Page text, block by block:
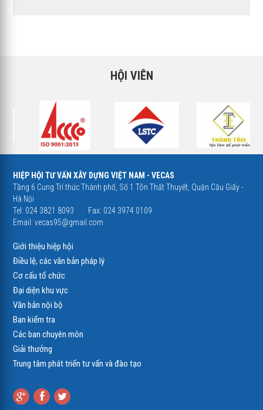
HỘI VIÊN
HIỆP HỘI TƯ VẤN XÂY DỰNG VIỆT NAM - VECAS
Tầng 6 Cung Trí thức Thành phố, Số 1 Tôn Thất Thuyết, Quận Cầu Giấy -
Hà Nội
Tel: 024 3821 8093
Fax: 024 3974 0109
Email:vecas95@gmail.com
Giới thiệu hiệp hội
Điều lệ, các văn bản pháp lý
Cơ cấu tổ chức
Đại diện khu vực
Văn bản nội bộ
Ban kiểm tra
Các ban chuyên môn
Giải thưởng
Trung tâm phát triển tư vấn và đào tạo